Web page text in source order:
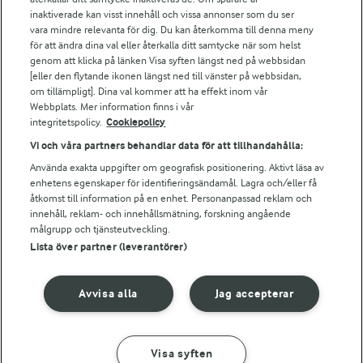
Arla webbshop
Bildbank
Följ oss
© 2026 Arla Foods
Integritetspolicy
inaktiverade kan visst innehåll och vissa annonser som du ser
vara mindre relevanta för dig. Du kan återkomma till denna meny
för att ändra dina val eller återkalla ditt samtycke när som helst
genom att klicka på länken Visa syften längst ned på webbsidan
[eller den flytande ikonen längst ned till vänster på webbsidan,
om tillämpligt]. Dina val kommer att ha effekt inom vår
Webbplats. Mer information finns i vår
integritetspolicy. Cookiepolicy
Vi och våra partners behandlar data för att tillhandahålla:
Använda exakta uppgifter om geografisk positionering. Aktivt läsa av
enhetens egenskaper för identifieringsändamål. Lagra och/eller få
åtkomst till information på en enhet. Personanpassad reklam och
innehåll, reklam- och innehållsmätning, forskning angående
målgrupp och tjänsteutveckling.
Lista över partner (leverantörer)
Jag accepterar
Avvisa alla
Visa syften